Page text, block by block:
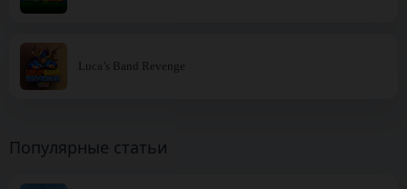
Luca’s Band Revenge
Популярные статьи